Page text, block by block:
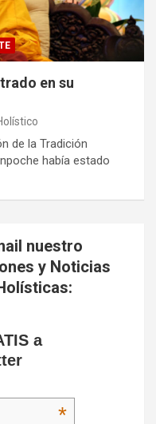
en su
de la Tradición
había estado
nuestro
y Noticias
a
*